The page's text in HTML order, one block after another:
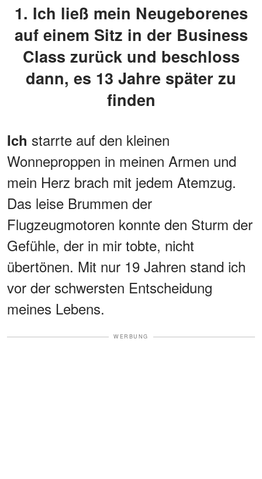
1. Ich ließ mein Neugeborenes
auf einem Sitz in der Business
Class zurück und beschloss
dann, es 13 Jahre später zu
finden
Ich starrte auf den kleinen
Wonneproppen in meinen Armen und
mein Herz brach mit jedem Atemzug.
Das leise Brummen der
Flugzeugmotoren konnte den Sturm der
Gefühle, der in mir tobte, nicht
übertönen. Mit nur 19 Jahren stand ich
vor der schwersten Entscheidung
meines Lebens.
WERBUNG